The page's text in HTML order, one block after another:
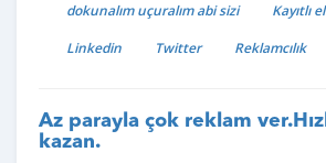
dokunalım uçuralım abi sizi
Kayıtlı
Linkedin
Twitter Reklamcılık
Az parayla çok reklam
kazan.